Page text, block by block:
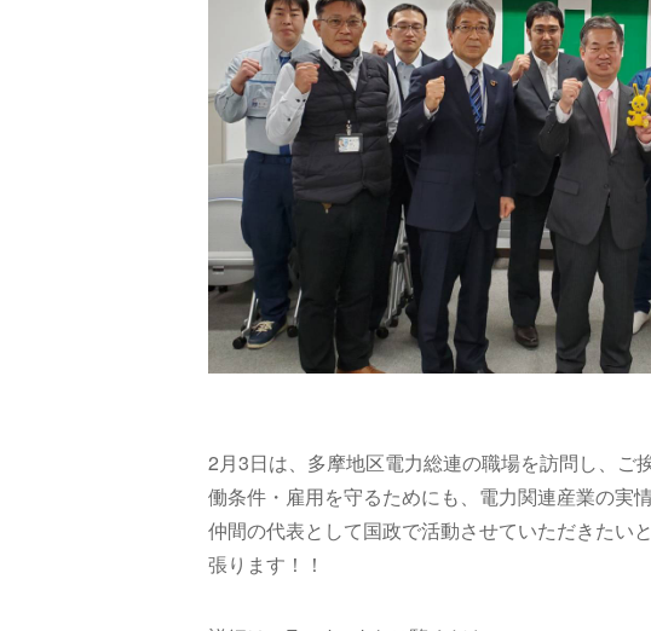
2月3日は、多摩地区電力総連の職場を訪問し、ご
働条件・雇用を守るためにも、電力関連産業の実
仲間の代表として国政で活動させていただきたい
張ります！！